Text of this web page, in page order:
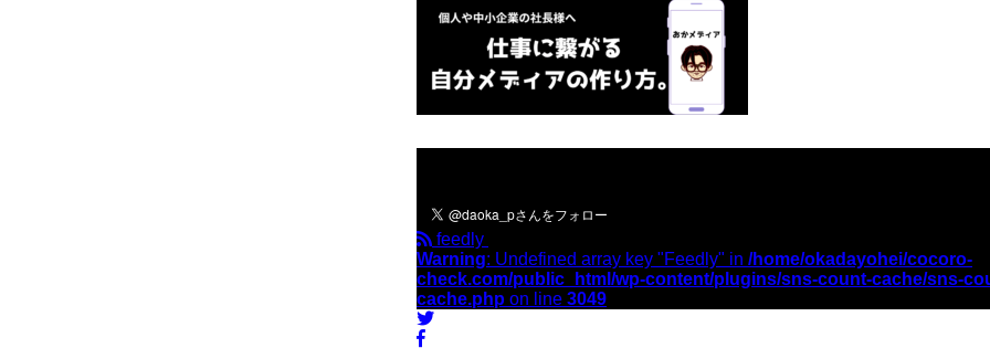
feedly
Warning: Undefined array key "Feedly" in /home/okadayohei/cocoro-
check.com/public_html/wp-content/plugins/sns-count-cache/sns-
cache.php on line 3049